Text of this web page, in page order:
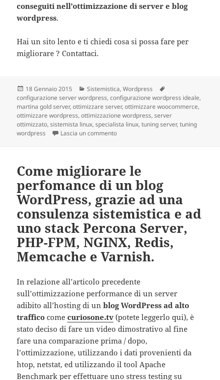
conseguiti nell’ottimizzazione di server e blog
wordpress.
Hai un sito lento e ti chiedi cosa si possa fare per
migliorare ? Contattaci.
Scritto
il
18 Gennaio 2015 Categorie
Sistemistica,Wordpress
configurazione server wordpress,configurazione wordpress ideale,
martina gold server,ottimizzare server,ottimizzare woocommerce,
ottimizzare wordpress,ottimizzazione wordpress,server
ottimizzato,sistemista linux,specialista linux,tuning server,tuning
wordpress
Lascia un commento
Come migliorare le
perfomance di un blog
WordPress, grazie ad una
consulenza sistemistica e ad
uno stack Percona Server,
PHP-FPM, NGINX, Redis,
Memcache e Varnish.
In relazione all’articolo precedente
sull’ottimizzazione performance di un server
adibito all’hosting di unblog WordPress ad alto
traffico comecuriosone.tv (potete leggerlo qui), è
stato deciso di fare un video dimostrativo al fine
fare una comparazione prima / dopo,
l’ottimizzazione, utilizzando i dati provenienti da
htop, netstat, ed utilizzando il tool Apache
Benchmark per effettuare uno stress testing su